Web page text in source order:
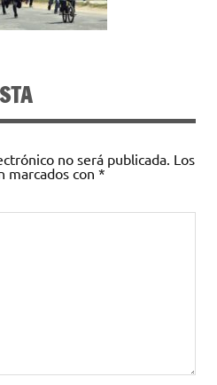
no será publicada. Los
marcados con *